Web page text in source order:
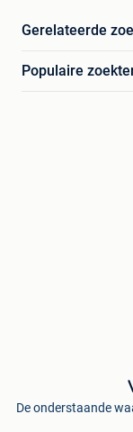
Gerelateerde
Populaire
De onderstaande